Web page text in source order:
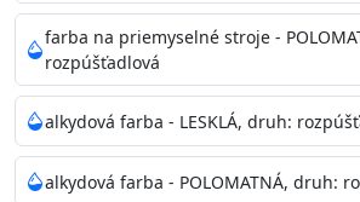
Doba na druhý náter: 3-4 hodiny
Balenie : 750ml, 1l, 3l, 9l, 15l
Výdatnosť na jednu vrstvu
Aplikácia: štetec, valček, striekacia
Povrchová úprava: 1
Je možné tónovať v systéme
Merná hmotnosť : 1,54 ± 0,02 Kg / L
farba na priemyselné stroje -
rozpúšťadlová
alkydová farba - LESKLÁ, druh:
alkydová farba - POLOMATNÁ, druh: